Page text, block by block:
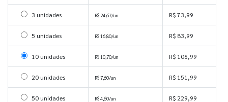
Selecionar 3 unidades
3 unidades R$ 24,67/un R$ 73,99
Selecionar 5 unidades
5 unidades R$ 16,80/un R$ 83,99
Selecionar 10 unidades
10 unidades R$ 10,70/un R$ 106,99
Selecionar 20 unidades
20 unidades R$ 7,60/un R$ 151,99
Selecionar 50 unidades
50 unidades R$ 4,60/un R$ 229,99